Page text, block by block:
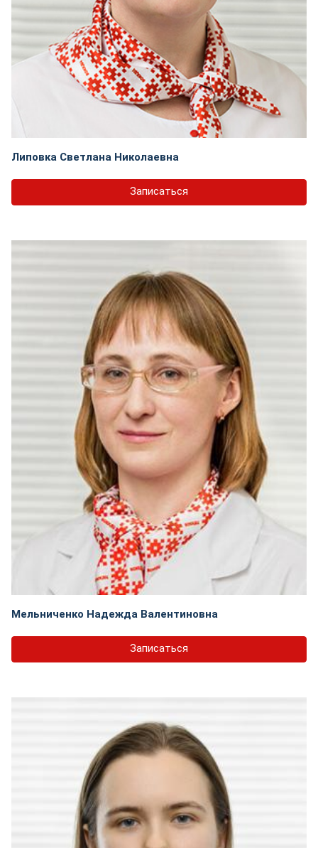
Липовка Светлана Николаевна
Записаться
Мельниченко Надежда Валентиновна
Записаться